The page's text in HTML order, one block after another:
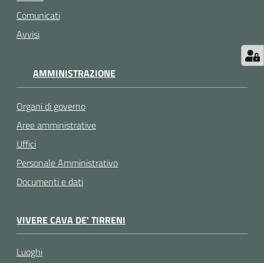
Comunicati
Avvisi
AMMINISTRAZIONE
Organi di governo
Aree amministrative
Uffici
Personale Amministrativo
Documenti e dati
VIVERE CAVA DE' TIRRENI
Luoghi